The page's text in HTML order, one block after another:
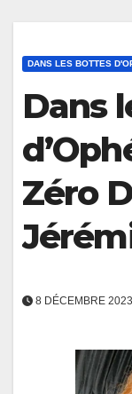
DANS LES BOTTES
Dans
Zéro
8 DÉCEMBRE 2023